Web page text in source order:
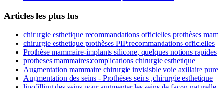
Articles les plus lus
chirurgie esthetique recommandations officielles prothèses
chirurgie esthetique prothèses PIP:recommandations officielles
Prothèse mammaire-implants silicone, quelques notions rapides
protheses mammaires:complications chirurgie esthetique
Augmentation mammaire chirurgie invisisble voie axillaire pure
Augmentation des seins - Prothèses seins ,chirurgie esthetique